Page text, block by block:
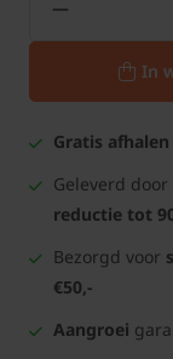
In
Gratis afhalen
Geleverd door
reductie tot
Bezorgd voor
€50,-
Aangroei